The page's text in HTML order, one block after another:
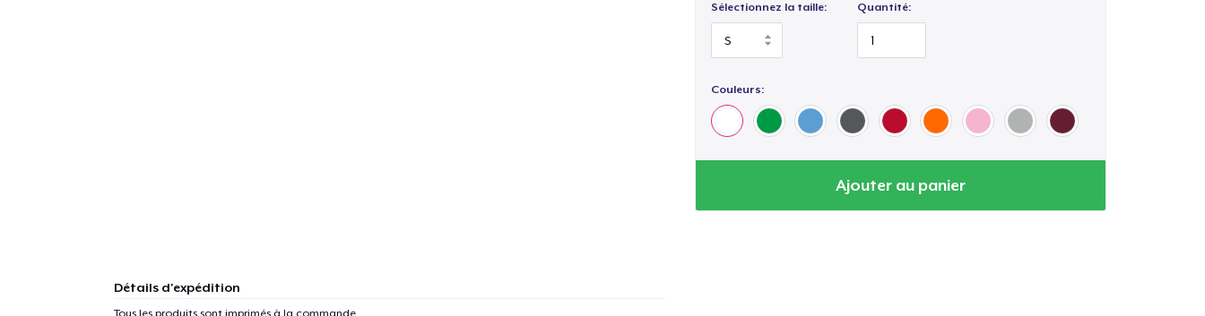
Sélectionnez la taille: Quantité:
Couleurs:
Ajouter au panier
Détails d'expédition
Tous les produits sont imprimés à la commande.